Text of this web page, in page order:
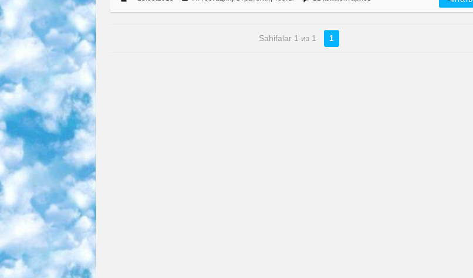
Sahifalar 1 из 1 1